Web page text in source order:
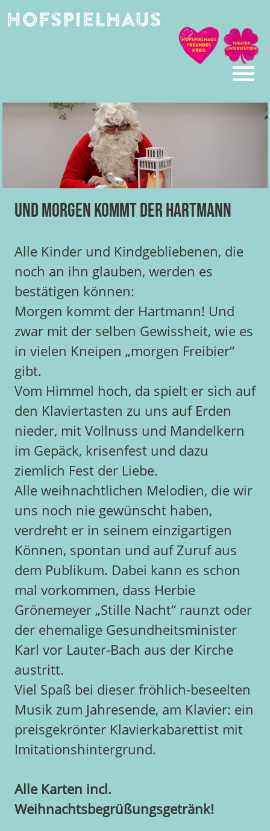
Und morgen kommt der Hartmann
Alle Kinder und Kindgebliebenen, die
noch an ihn glauben, werden es
bestätigen können:
Morgen kommt der Hartmann! Und
zwar mit der selben Gewissheit, wie es
in vielen Kneipen „morgen Freibier“
gibt.
Vom Himmel hoch, da spielt er sich auf
den Klaviertasten zu uns auf Erden
nieder, mit Vollnuss und Mandelkern
im Gepäck, krisenfest und dazu
ziemlich Fest der Liebe.
Alle weihnachtlichen Melodien, die wir
uns noch nie gewünscht haben,
verdreht er in seinem einzigartigen
Können, spontan und auf Zuruf aus
dem Publikum. Dabei kann es schon
mal vorkommen, dass Herbie
Grönemeyer „Stille Nacht“ raunzt oder
der ehemalige Gesundheitsminister
Karl vor Lauter-Bach aus der Kirche
austritt.
Viel Spaß bei dieser fröhlich-beseelten
Musik zum Jahresende, am Klavier: ein
preisgekrönter Klavierkabarettist mit
Imitationshintergrund.
Alle Karten incl.
Weihnachtsbegrüßungsgetränk!